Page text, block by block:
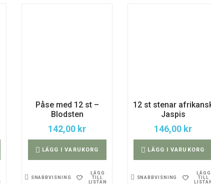
Påse med 12 st –
Blodsten
142,00 kr
LÄGG I VARUKORG
SNABBVISNING
LÄGG
TILL
LISTAN
12 st stenar
Jaspis
146,00 kr
LÄGG I VARUKORG
SNABBVISNING
LÄGG
TILL
LISTAN